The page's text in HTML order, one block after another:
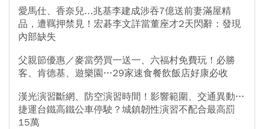
愛馬仕、香奈兒...兆基李建成涉吞7億送前妻滿屋精
品，遭羈押禁見！宏碁李文詳當董座才2天閃辭：發現
內部缺失
父親節優惠／麥當勞買一送一、六福村免費玩！必勝
客、肯德基、遊樂園…29家速食餐飲飯店好康必收
漢光演習斷網、防空演習時間！影響範圍、交通異動…
捷運台鐵高鐵公車停駛？城鎮韌性演習不配合最高罰
15萬